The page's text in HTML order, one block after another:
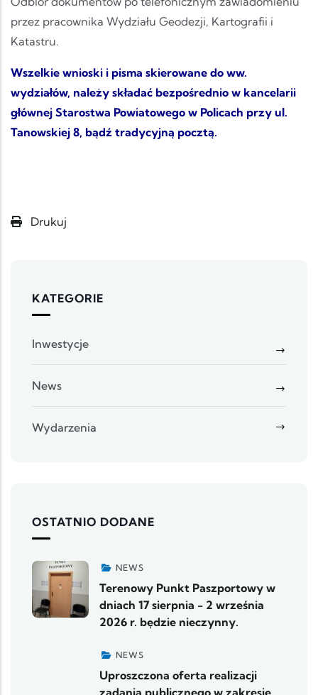
przez pracownika Wydziału Geodezji, Kartografii i
Katastru.
Wszelkie wnioski i pisma skierowane do ww.
wydziałów, należy składać bezpośrednio w kancelarii
głównej Starostwa Powiatowego w Policach przy ul.
Tanowskiej 8, bądź tradycyjną pocztą.
Drukuj
KATEGORIE
Inwestycje
News
Wydarzenia
OSTATNIO DODANE
NEWS
Terenowy Punkt Paszportowy w
dniach 17 sierpnia - 2 września
2026 r. będzie nieczynny.
NEWS
Uproszczona oferta realizacji
zadania publicznego w zakresie